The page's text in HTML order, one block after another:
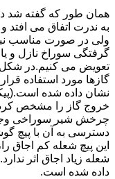
همان طور که گفته شد
به ندرت اتفاق می افتد
ولی در صورت مناسب
گرفتگی سوراخ نازل و
تعویض می کنیم.در شکل
گازها مورد استفاده
نشان داده شده
خروج گاز را مشخص
چرخش شیر سوراخی
دسترسی به آن با پیچ
این پیچ شعله کم اجاق
شعله زیاد اجاق اثر
داده شده است.